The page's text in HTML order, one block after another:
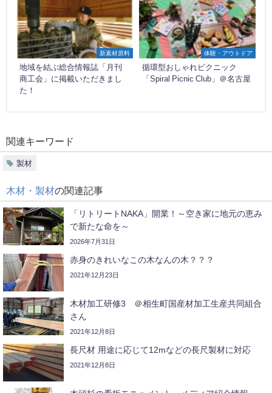
新素材原料
地域を結ぶ総合情報誌「月刊
商工会」に掲載いただきまし
た！
体験・アウトドア
循環型おしゃれピクニック
「Spiral Picnic Club」＠名古屋
関連キーワード
製材
木材・製材の関連記事
「リトリートNAKA」開業！～空き家に地元の恵み
で新たな命を～
2026年7月31日
赤身のきれいなこの木なんの木？？？
2021年12月23日
木材加工研修3 ＠相生町国産材加工生産共同組合
さん
2021年12月8日
長尺材 用途に応じて12mなどの長尺製材に対応
2021年12月8日